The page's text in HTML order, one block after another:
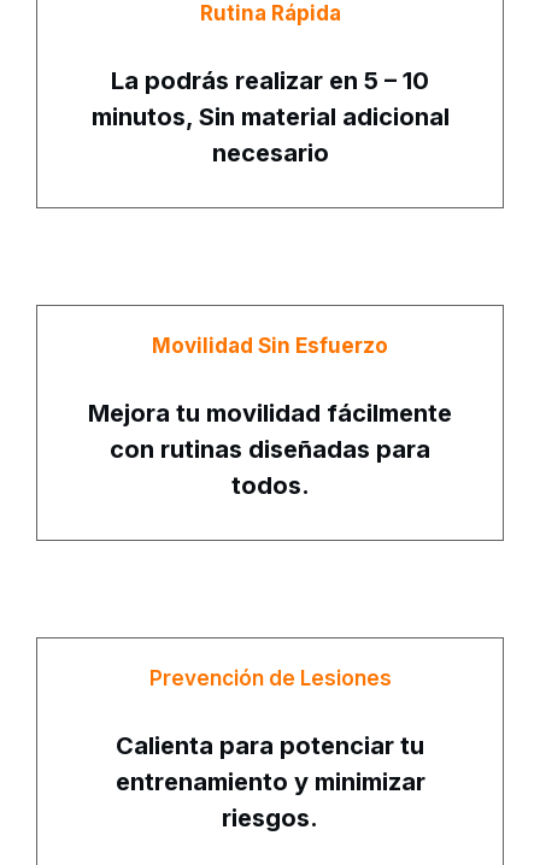
Rutina Rápida
La podrás realizar en 5 – 10
minutos, Sin material adicional
necesario
Movilidad Sin Esfuerzo
Mejora tu movilidad fácilmente
con rutinas diseñadas para
todos.
Prevención de Lesiones
Calienta para potenciar tu
entrenamiento y minimizar
riesgos.